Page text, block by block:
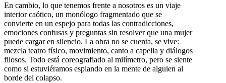
En cambio, lo que tenemos frente a nosotros es un viaje
interior caótico, un monólogo fragmentado que se
convierte en un espejo para todas las contradicciones,
emociones confusas y preguntas sin resolver que una mujer
puede cargar en silencio. La obra no se cuenta, se vive:
mezcla teatro físico, movimiento, canto a capella y diálogos
filosos. Todo está coreografiado al milímetro, pero se siente
como si estuviéramos espiando en la mente de alguien al
borde del colapso.